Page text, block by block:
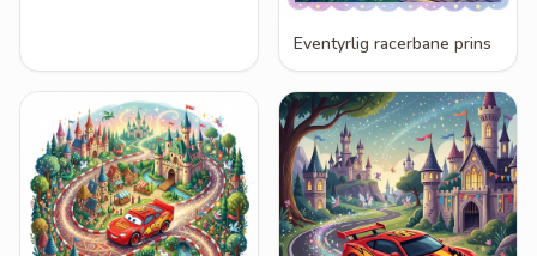
Eventyrlig racerbane prins